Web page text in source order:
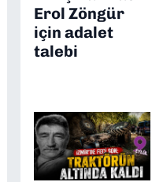
Erol Zöngür
için adalet
talebi